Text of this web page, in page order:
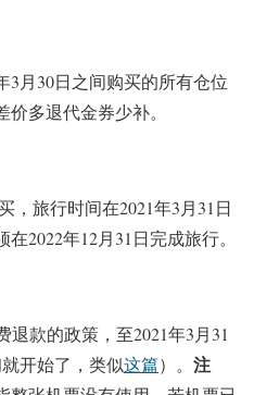
3月30日之间购买的所有仓位
多退代金券少补。
，旅行时间在2021年3月31日
2022年12月31日完成旅行。
款的政策，至2021年3月31
开始了，类似这篇）。 注